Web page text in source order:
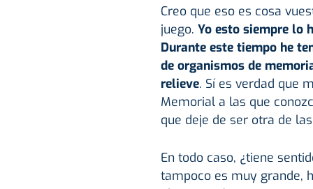
Creo que eso es cosa
juego. Yo esto siempre lo
Durante este tiempo he
de organismos de
relieve. Sí es verdad que
Memorial a las que
que deje de ser otra de
En todo caso, ¿tiene
tampoco es muy grande,